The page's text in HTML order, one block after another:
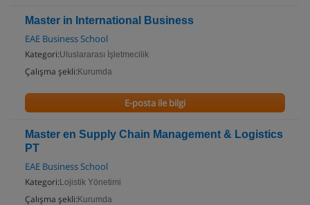
Master in International Business
EAE Business School
Kategori:Uluslararası İşletmecilik
Çalışma şekli: Kurumda
E-posta ile bilgi
Master en Supply Chain Management & Logistics
PT
EAE Business School
Kategori: Lojistik Yönetimi
Çalışma şekli: Kurumda